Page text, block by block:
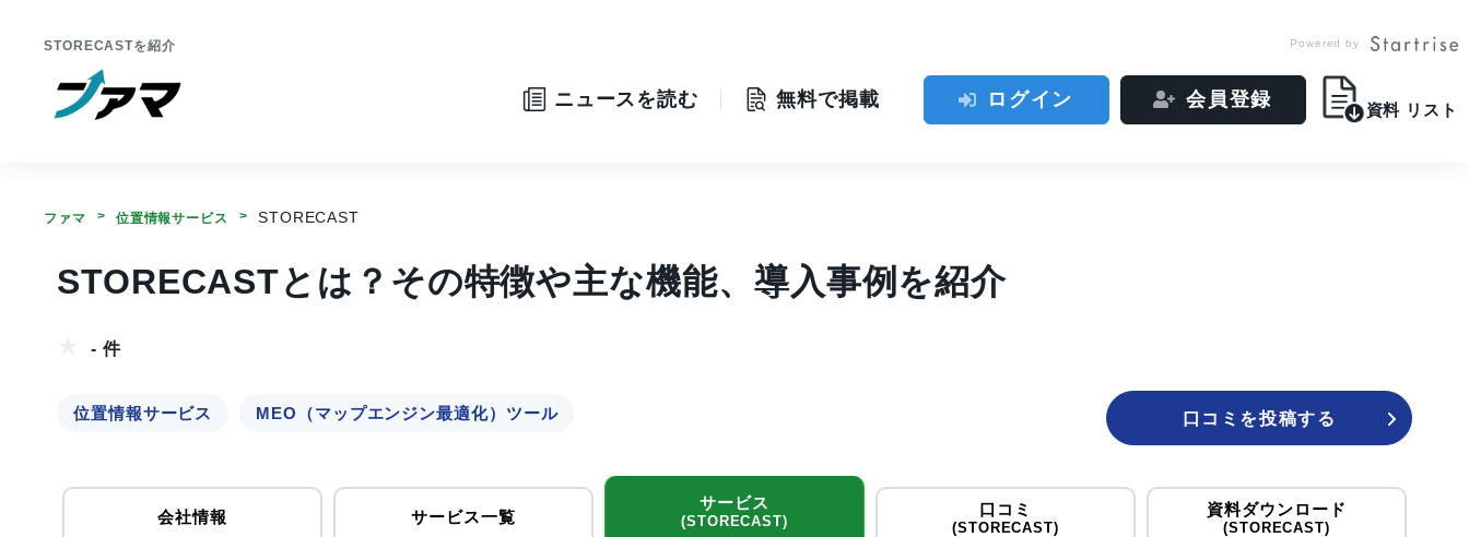
STORECASTを紹介 Powered by
ニュースを読む 無料で掲載 ログイン 会員登録 資料 リスト
ファマ 位置情報サービス STORECAST
STORECASTとは？その特徴や主な機能、導入事例を紹介
- 件
位置情報サービス MEO（マップエンジン最適化）ツール 口コミを投稿する
会社情報 サービス一覧
サービス
(STORECAST)
口コミ
(STORECAST)
資料ダウンロード
(STORECAST)